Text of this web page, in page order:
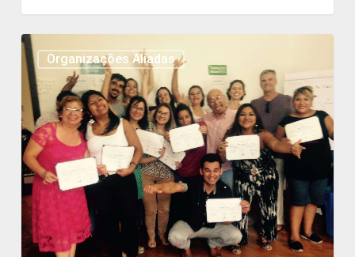
Organizações Aliadas